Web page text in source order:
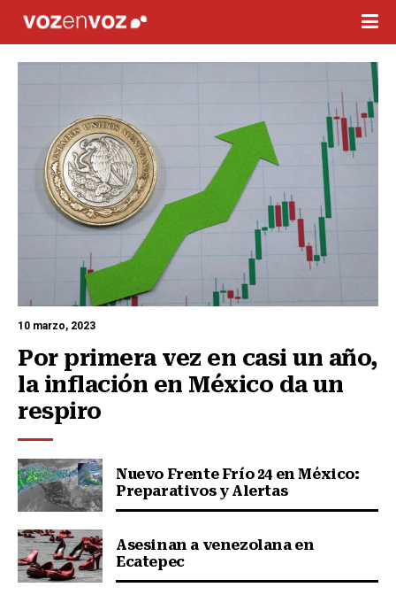
10 marzo, 2023
Por primera vez en casi un año,
la inflación en México da un
respiro
Nuevo Frente Frío 24 en México:
Preparativos y Alertas
Asesinan a venezolana en
Ecatepec